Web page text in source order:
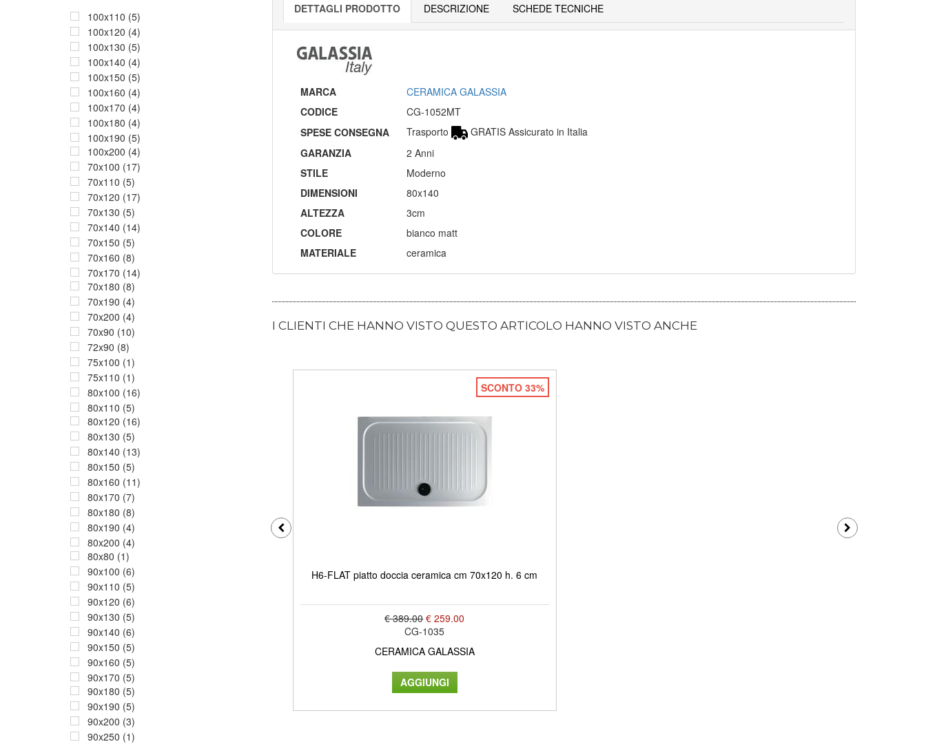
100x110 (5)
100x120 (4)
100x130 (5)
100x140 (4)
100x150 (5)
100x160 (4)
100x170 (4)
100x180 (4)
100x190 (5)
100x200 (4)
70x100 (17)
70x110 (5)
70x120 (17)
70x130 (5)
70x140 (14)
70x150 (5)
70x160 (8)
70x170 (14)
70x180 (8)
70x190 (4)
70x200 (4)
70x90 (10)
72x90 (8)
75x100 (1)
75x110 (1)
80x100 (16)
80x110 (5)
80x120 (16)
80x130 (5)
80x140 (13)
80x150 (5)
80x160 (11)
80x170 (7)
80x180 (8)
80x190 (4)
80x200 (4)
80x80 (1)
90x100 (6)
90x110 (5)
90x120 (6)
90x130 (5)
90x140 (6)
90x150 (5)
90x160 (5)
90x170 (5)
90x180 (5)
90x190 (5)
90x200 (3)
90x250 (1)
DETTAGLI PRODOTTO DESCRIZIONE SCHEDE TECNICHE
MARCA
CERAMICA GALASSIA
CODICE
CG-1052MT
SPESE CONSEGNA
Trasporto
GRATIS Assicurato in Italia
GARANZIA
2 Anni
STILE
Moderno
DIMENSIONI
80x140
ALTEZZA
3cm
COLORE
bianco matt
MATERIALE
ceramica
I CLIENTI CHE HANNO VISTO QUESTO ARTICOLO HANNO VISTO ANCHE
SCONTO 33%
H6-FLAT piatto doccia ceramica cm 70x120 h. 6 cm
€ 389.00 € 259.00
CG-1035
CERAMICA GALASSIA